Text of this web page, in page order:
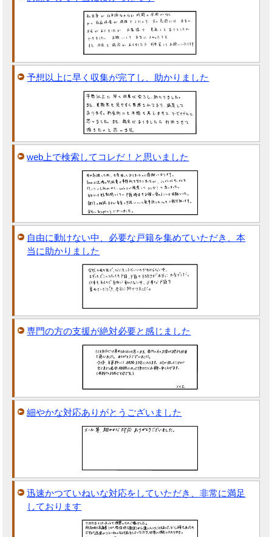
予想以上に早く収集が完了し、助かりました
web上で検索してコレだ！と思いました
自由に動けない中、必要な戸籍を集めていただき、本
当に助かりました
専門の方の支援が絶対必要と感じました
細やかな対応ありがとうございました
迅速かつていねいな対応をしていただき、非常に満足
しております